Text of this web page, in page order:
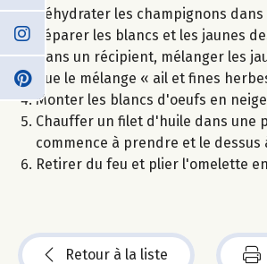
Réhydrater les champignons
Séparer les blancs et les jaunes
Dans un récipient, mélanger les
que le mélange « ail et fines
Monter les blancs d'oeufs en
Chauffer un filet d'huile dans une
commence à prendre et le
Retirer du feu et plier l'omelette
Retour à la liste